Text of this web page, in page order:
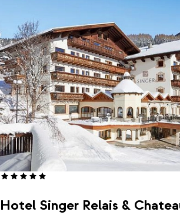
of warm op in de sauna terwijl buiten de
Dankzij de ski-in/ski-out-ligging klik je ’s
de deur en glijd je zo de piste op. Ook fijn:
Berwang ligt op korte loopafstand voor een
diner.Bergresort Berwangerhof is een
in een overzichtelijk en zonnig skigebied,
van rust, natuur en gemak. Sluit je dag af
bergen en het gevoel dat alles hier klopt.
Hotel Singer Relais &